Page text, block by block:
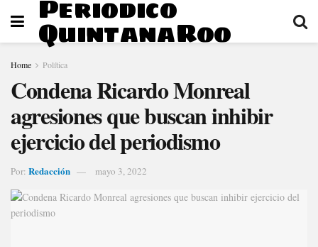
Periodico
QuintanaRoo
Home Política
Condena Ricardo Monreal
agresiones que buscan inhibir
ejercicio del periodismo
Por: Redacción mayo 3, 2022